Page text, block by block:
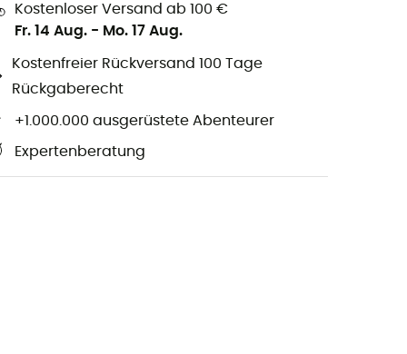
Kostenloser Versand ab 100 €
Fr. 14 Aug. - Mo. 17 Aug.
Kostenfreier Rückversand 100 Tage
Rückgaberecht
+1.000.000 ausgerüstete Abenteurer
Expertenberatung